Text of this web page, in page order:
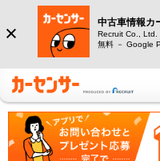
中古車情報カ
Recruit Co., Ltd.
無料 － Google